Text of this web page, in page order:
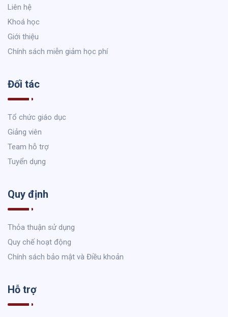
Liên hệ
Khoá học
Giới thiệu
Chính sách miễn giảm học phí
Đối tác
Tổ chức giáo dục
Giảng viên
Team hỗ trợ
Tuyển dụng
Quy định
Thỏa thuận sử dụng
Quy chế hoạt động
Chính sách bảo mật và Điều khoản
Hỗ trợ